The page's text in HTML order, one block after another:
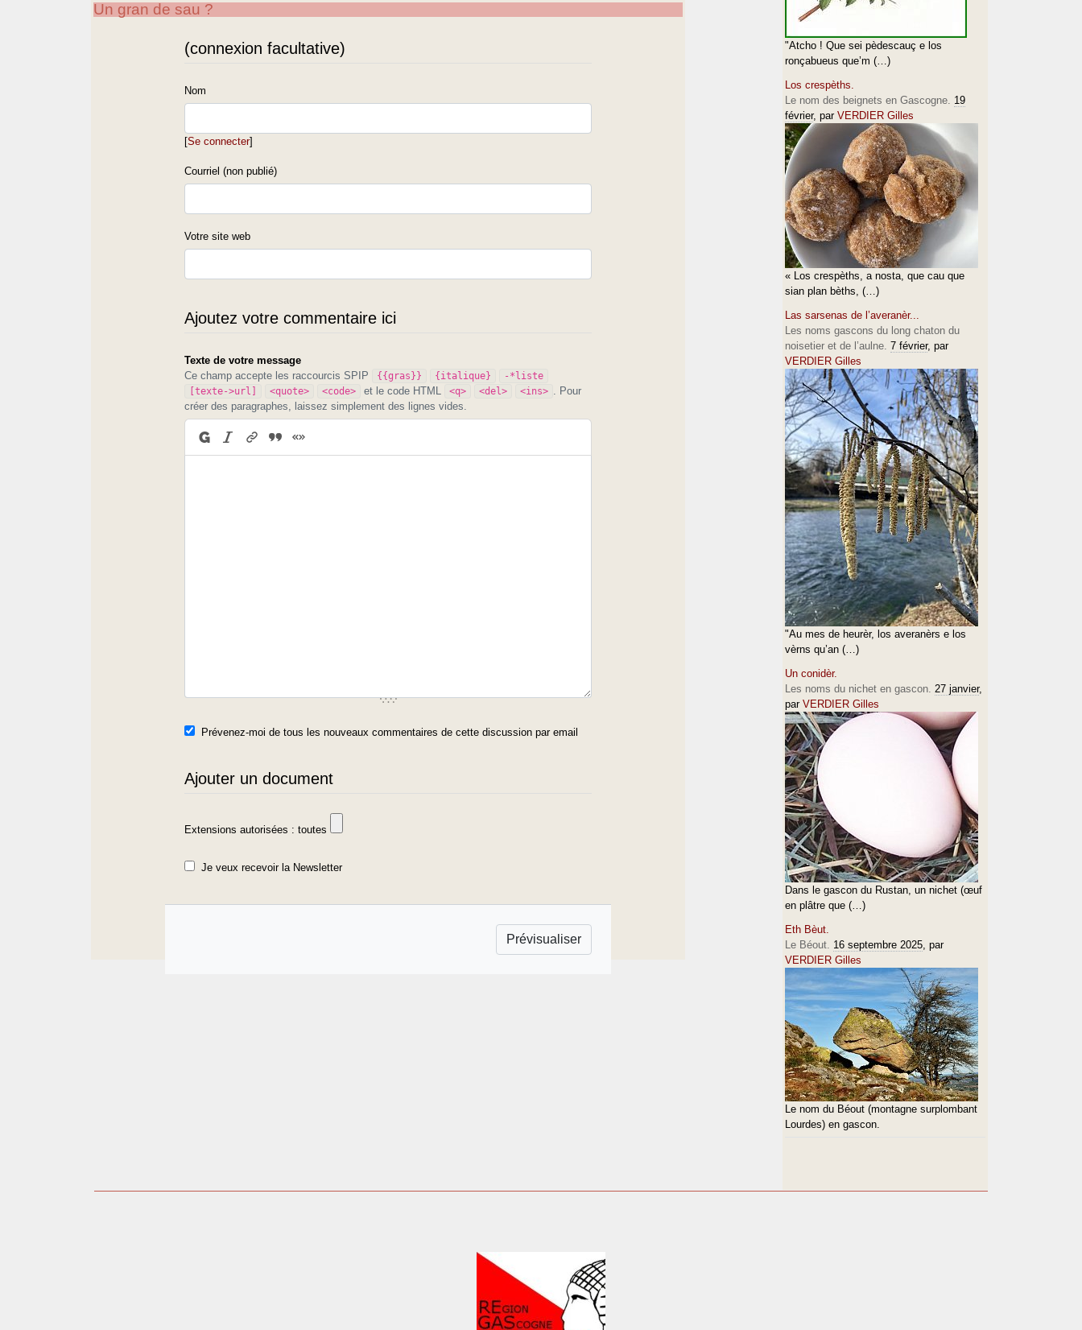
Un gran de sau ?
(connexion facultative)
Nom
[Se connecter]
Courriel (non publié)
Votre site web
Ajoutez votre commentaire ici
Texte de votre message
Ce champ accepte les raccourcis SPIP
{{gras}} {italique}
-*liste
[texte->url]
<quote> <code> et le code HTML <q> <del> <ins> . Pour
créer des paragraphes, laissez simplement des lignes vides.
Prévenez-moi de tous les nouveaux commentaires de cette discussion par email
Ajouter un document
Extensions autorisées : toutes
Je veux recevoir la Newsletter
"Atcho ! Que sei pèdescauç e los
ronçabueus que’m (…)
Los crespèths.
Le nom des beignets en Gascogne. 19
février, par VERDIER Gilles
« Los crespèths, a nosta, que cau que
sian plan bèths, (…)
Las sarsenas de l’averanèr...
Les noms gascons du long chaton du
noisetier et de l’aulne. 7 février, par
VERDIER Gilles
"Au mes de heurèr, los averanèrs e los
vèrns qu’an (…)
Un conidèr.
Les noms du nichet en gascon. 27 janvier,
par VERDIER Gilles
Dans le gascon du Rustan, un nichet (œuf
en plâtre que (…)
Eth Bèut.
Le Béout. 16 septembre 2025, par
VERDIER Gilles
Le nom du Béout (montagne surplombant
Lourdes) en gascon.